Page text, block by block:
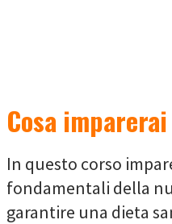
Cosa imparerai
In questo corso
fondamentali della
garantire una dieta